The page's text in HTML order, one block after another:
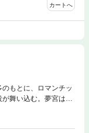
カートへ
もとに、ロマンチッ
舞い込む。夢宮はシ
るが、彼女の話に隠